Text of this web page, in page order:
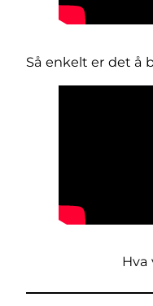
Så enkelt er det å
Hva